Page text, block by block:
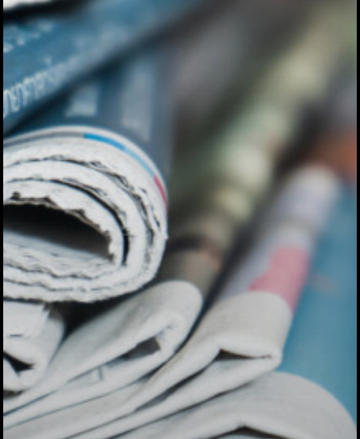
ハイパー縁側@塩屋
ハイパー縁側@梅田
ハイパー縁側@車山
Archives リスト表示
Category
アート／文化／音楽
コミュニティ／まちづ
ビジネス／起業／経営
医療／健康／福祉
アクセス
お問い合わせ
About Hyper Engawa
E:info@hyper-